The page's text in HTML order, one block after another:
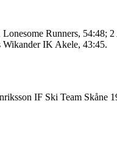
Runners,
Wikander IK Akele, 43:45.
IF Ski Team Skåne